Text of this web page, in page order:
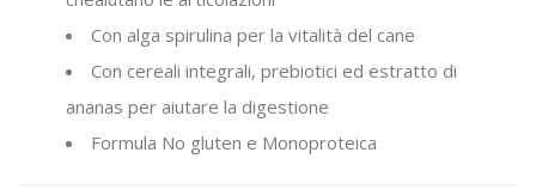
Con alga spirulina per la vitalità del cane
Con cereali integrali, prebiotici ed estratto di
ananas per aiutare la digestione
Formula No gluten e Monoproteica